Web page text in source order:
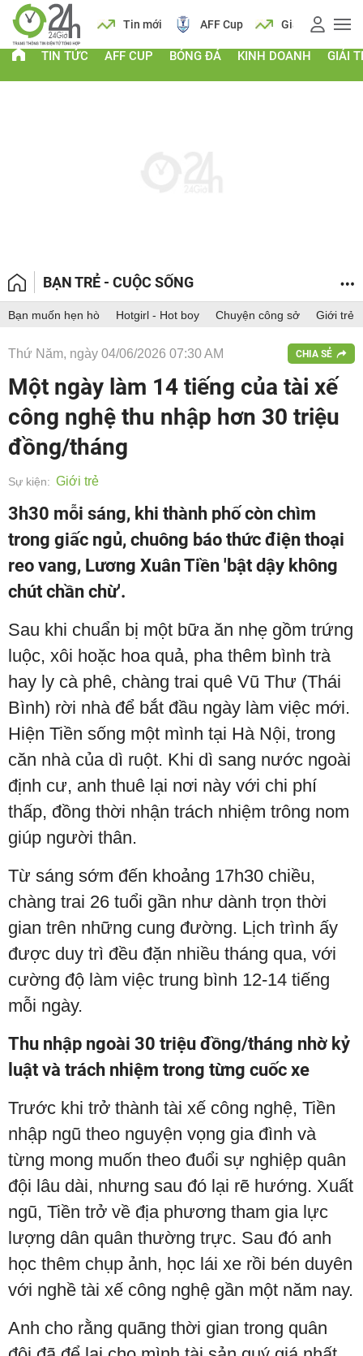
Lịch Tin mới AFF Cup Giá vàng
TIN TỨC AFF CUP BÓNG ĐÁ KINH DOANH GIẢI
BẠN TRẺ - CUỘC SỐNG
Bạn muốn hẹn hò Hotgirl - Hot boy Chuyện công sở Giới trẻ
Thứ Năm, ngày 04/06/2026 07:30 AM CHIA SẺ
Một ngày làm 14 tiếng của tài xế
công nghệ thu nhập hơn 30 triệu
đồng/tháng
Sự kiện: Giới trẻ
3h30 mỗi sáng, khi thành phố còn chìm
trong giấc ngủ, chuông báo thức điện thoại
reo vang, Lương Xuân Tiền 'bật dậy không
chút chần chừ'.
Sau khi chuẩn bị một bữa ăn nhẹ gồm trứng
luộc, xôi hoặc hoa quả, pha thêm bình trà
hay ly cà phê, chàng trai quê Vũ Thư (Thái
Bình) rời nhà để bắt đầu ngày làm việc mới.
Hiện Tiền sống một mình tại Hà Nội, trong
căn nhà của dì ruột. Khi dì sang nước ngoài
định cư, anh thuê lại nơi này với chi phí
thấp, đồng thời nhận trách nhiệm trông nom
giúp người thân.
Từ sáng sớm đến khoảng 17h30 chiều,
chàng trai 26 tuổi gần như dành trọn thời
gian trên những cung đường. Lịch trình ấy
được duy trì đều đặn nhiều tháng qua, với
cường độ làm việc trung bình 12-14 tiếng
mỗi ngày.
Thu nhập ngoài 30 triệu đồng/tháng nhờ kỷ
luật và trách nhiệm trong từng cuốc xe
Trước khi trở thành tài xế công nghệ, Tiền
nhập ngũ theo nguyện vọng gia đình và
từng mong muốn theo đuổi sự nghiệp quân
đội lâu dài, nhưng sau đó lại rẽ hướng. Xuất
ngũ, Tiền trở về địa phương tham gia lực
lượng dân quân thường trực. Sau đó anh
học thêm chụp ảnh, học lái xe rồi bén duyên
với nghề tài xế công nghệ gần một năm nay.
Anh cho rằng quãng thời gian trong quân